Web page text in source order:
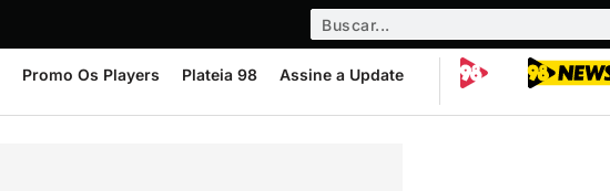
Promo Os Players Plateia 98 Assine a Update